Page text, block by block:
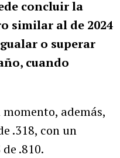
concluir la
similar al de 2024
o superar
cuando
además,
.318, con un
.810.